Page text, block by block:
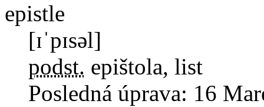
epistle
[ɪˈpɪsəl]
podst. epištola, list
Posledná úprava: 16